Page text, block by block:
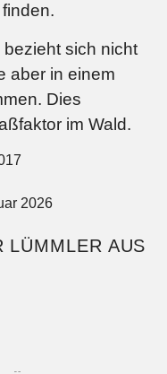
sich nicht
aber in einem
Dies
im Wald.
2026
LÜMMLER AUS